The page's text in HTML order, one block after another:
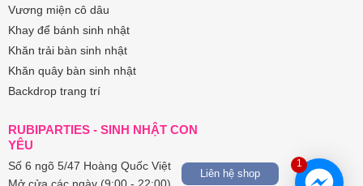
1
Liên hệ shop
Vương miện cô dâu
Khay để bánh sinh nhật
Khăn trải bàn sinh nhật
Khăn quây bàn sinh nhật
Backdrop trang trí
RUBIPARTIES - SINH NHẬT CON
YÊU
Số 6 ngõ 5/47 Hoàng Quốc Việt